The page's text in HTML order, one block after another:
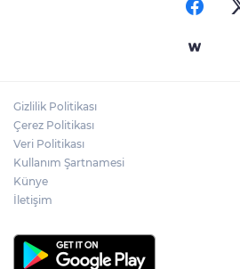
Yapay zekada
Gizlilik Politikası
Çerez Politikası
Veri Politikası
Kullanım Şartnamesi
Künye
İletişim